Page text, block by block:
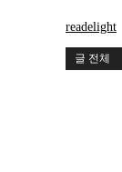
readelight
글 전체